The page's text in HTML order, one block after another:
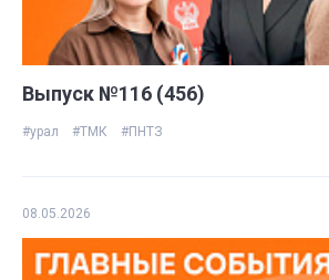
Выпуск №116 (456)
#урал #ТМК #ПНТЗ
08.05.2026